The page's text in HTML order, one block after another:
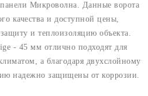
Микроволна. Данные ворота
качества и доступной цены,
и теплоизоляцию объекта.
- 45 мм отлично подходят для
а благодаря двухслойному
надежно защищены от коррозии.